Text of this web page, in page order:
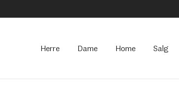
Hovedmeny
Herre Dame Home Salg